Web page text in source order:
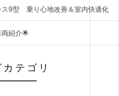
ス9型 乗り心地改善＆室内快適化
紹介🌟
テゴリ